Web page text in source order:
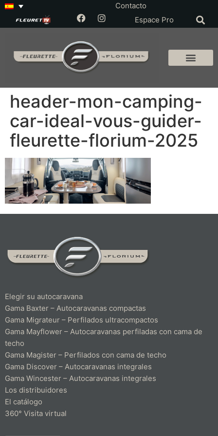
Contacto
Espace Pro
header-mon-camping-
car-ideal-vous-guider-
fleurette-florium-2025
Elegir su autocaravana
Gama Baxter – Autocaravanas compactas
Gama Migrateur – Perfilados ultracompactos
Gama Mayflower – Autocaravanas perfiladas con cama de
techo
Gama Magister – Perfilados con cama de techo
Gama Discover – Autocaravanas integrales
Gama Wincester – Autocaravanas integrales
Los distribuidores
El catálogo
360° Visita virtual